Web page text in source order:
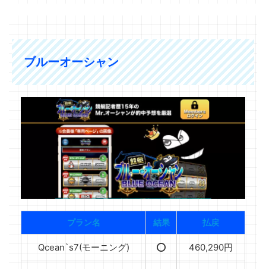
ブルーオーシャン
プラン名 結果 払戻
Qcean`s7(モーニング) ⭕️ 460,290円